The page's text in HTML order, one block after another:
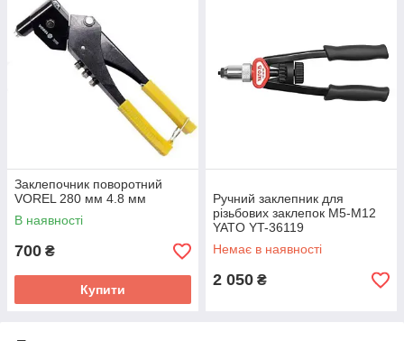
Заклепочник поворотний
VOREL 280 мм 4.8 мм
В наявності
700 ₴
Купити
Ручний заклепник для
різьбових заклепок M5-M12
YATO YT-36119
Немає в наявності
2 050 ₴